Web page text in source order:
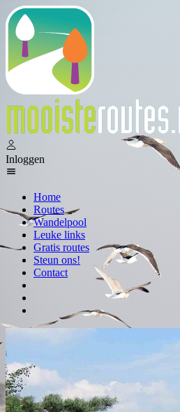
Inloggen
Home
Routes
Wandelpool
Leuke links
Gratis routes
Steun ons!
Contact